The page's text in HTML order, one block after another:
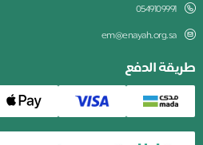
0549109991
em@enayah.org.sa
طريقة الدفع